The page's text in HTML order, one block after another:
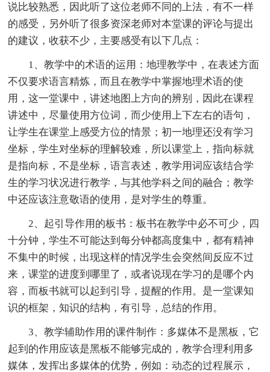
说比较熟悉，因此听了这位老师不同的上法，有不一样
的感受，另外听了很多资深老师对本堂课的评论与提出
的建议，收获不少，主要感受有以下几点：
1、教学中的术语的运用：地理教学中，在表述方面
不仅要求语言精炼，而且在教学中掌握地理术语的使
用，这一堂课中，讲述地图上方向的辨别，因此在课程
讲述中，尽量使用方位词，而少使用上下左右的语句，
让学生在课堂上感受方位的情景；初一地理还没有学习
坐标，学生对坐标的理解较难，所以课堂上，指向标就
是指向标，不是坐标，语言表述，教学用词应该结合学
生的学习状况进行教学，与其他学科之间的融合；教学
中还应该注意敬语的使用，是对学生的尊重。
2、起引导作用的板书：板书在教学中必不可少，四
十分钟，学生不可能达到每分钟都高度集中，都有精神
不集中的时候，出现这样的情况学生会突然间反应不过
来，课堂的进度到哪里了，或者说现在学习的是哪个内
容，而板书就可以起到引导，提醒的作用。是一堂课知
识的框架，知识的结构，有引导，总结的作用。
3、教学辅助作用的课件制作：多媒体不是黑板，它
起到的作用应该是黑板不能够完成的，教学合理利用多
媒体，发挥出多媒体的优势，例如：动态的过程展示，